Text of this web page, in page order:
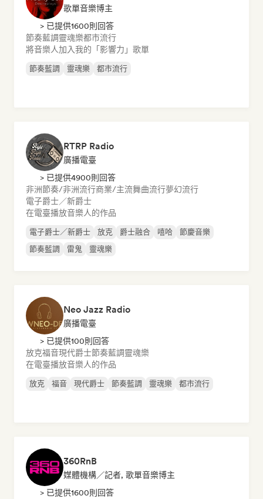
歌單音樂博主
> 已提供1600則回答
節奏藍調靈魂樂都市流行
將音樂人加入我的「影響力」歌單
節奏藍調 靈魂樂 都市流行
RTRP Radio
廣播電臺
> 已提供4900則回答
非洲節奏/非洲流行商業/主流舞曲流行夢幻流行
電子爵士／新爵士
在電臺播放音樂人的作品
電子爵士／新爵士 放克 爵士融合 嘻哈
節慶音樂
節奏藍調
雷鬼 靈魂樂
Neo Jazz Radio
廣播電臺
> 已提供100則回答
放克福音現代爵士節奏藍調靈魂樂
在電臺播放音樂人的作品
放克 福音 現代爵士 節奏藍調 靈魂樂 都市流行
360RnB
媒體機構／記者, 歌單音樂博主
> 已提供1600則回答